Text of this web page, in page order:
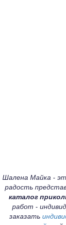
Шалена Майка -
радость
каталог
работ -
заказать